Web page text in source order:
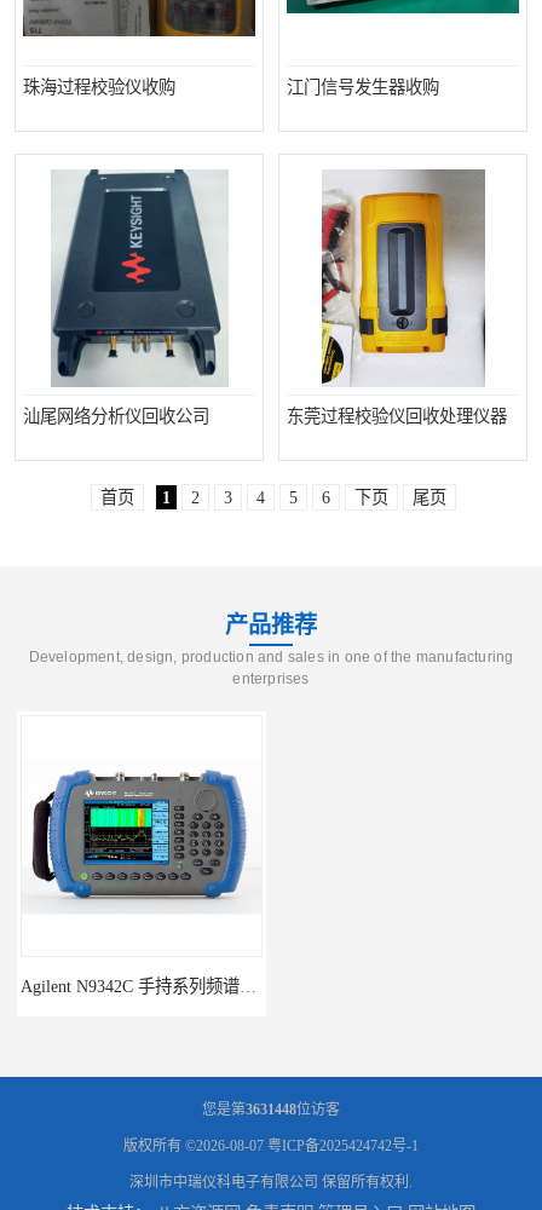
珠海过程校验仪收购 江门信号发生器收购
汕尾网络分析仪回收公司 东莞过程校验仪回收处理仪器
首页 1 2 3 4 5 6 下页 尾页
产品推荐
Development, design, production and sales in one of the manufacturing
enterprises
Agilent N9342C 手持系列频谱分析仪
您是第3631448位访客
版权所有 ©2026-08-07 粤ICP备2025424742号-1
深圳市中瑞仪科电子有限公司 保留所有权利.